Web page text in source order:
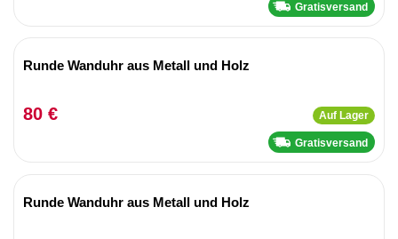
Gratisversand
Runde Wanduhr aus Metall und Holz
80 € Auf Lager
Gratisversand
Runde Wanduhr aus Metall und Holz